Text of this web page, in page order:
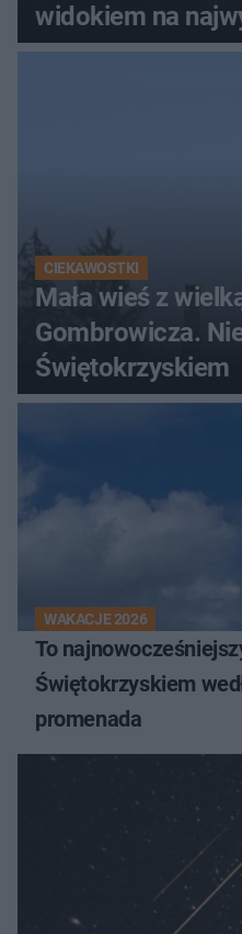
widokiem na
Świętokrzyskich
CIEKAWOSTKI
Mała wieś z
Gombrowicza.
Świętokrzyskiem
WAKACJE 2026
To
Świętokrzyskiem
promenada